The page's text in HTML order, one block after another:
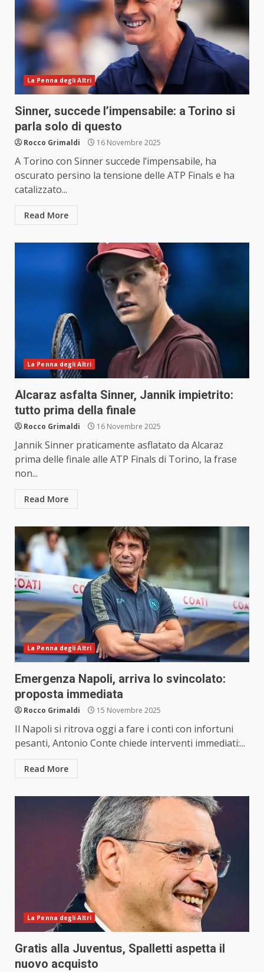
La Penna degli Altri
Sinner, succede l’impensabile: a Torino si
parla solo di questo
Rocco Grimaldi 16 Novembre 2025
A Torino con Sinner succede l’impensabile, ha
oscurato persino la tensione delle ATP Finals e ha
catalizzato...
Read More
La Penna degli Altri
Alcaraz asfalta Sinner, Jannik impietrito:
tutto prima della finale
Rocco Grimaldi 16 Novembre 2025
Jannik Sinner praticamente asflatato da Alcaraz
prima delle finale alle ATP Finals di Torino, la frase
non...
Read More
La Penna degli Altri
Emergenza Napoli, arriva lo svincolato:
proposta immediata
Rocco Grimaldi 15 Novembre 2025
Il Napoli si ritrova oggi a fare i conti con infortuni
pesanti, Antonio Conte chiede interventi immediati:...
Read More
La Penna degli Altri
Gratis alla Juventus, Spalletti aspetta il
nuovo acquisto